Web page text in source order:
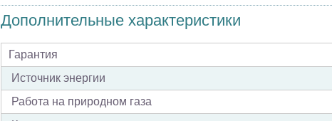
Дополнительные характеристики
Гарантия
Источник энергии
Работа на природном газа